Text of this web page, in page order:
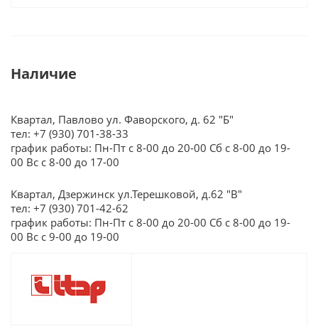
Наличие
Квартал, Павлово ул. Фаворского, д. 62 "Б"
тел: +7 (930) 701-38-33
график работы: Пн-Пт с 8-00 до 20-00 Сб с 8-00 до 19-
00 Вс с 8-00 до 17-00
Квартал, Дзержинск ул.Терешковой, д.62 "В"
тел: +7 (930) 701-42-62
график работы: Пн-Пт с 8-00 до 20-00 Сб с 8-00 до 19-
00 Вс с 9-00 до 19-00